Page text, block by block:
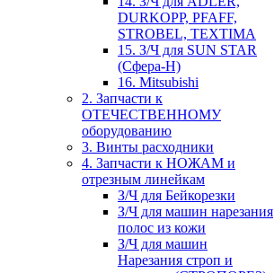
DURKOPP, PFAFF,
STROBEL, TEXTIMA
15. З/Ч для SUN STAR
(Сфера-Н)
16. Mitsubishi
2. Запчасти к
ОТЕЧЕСТВЕННОМУ
оборудованию
3. Винты расходники
4. Запчасти к НОЖАМ и
отрезным линейкам
З/Ч для Бейкорезки
З/Ч для машин нарезания
полос из кожи
З/Ч для машин
Нарезания строп и